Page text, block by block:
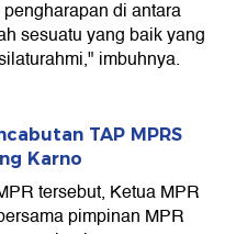
di antara
sesuatu yang baik yang
imbuhnya.
TAP MPRS
Karno
tersebut, Ketua MPR
pimpinan MPR